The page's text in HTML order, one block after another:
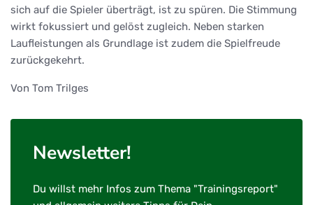
sich auf die Spieler überträgt, ist zu spüren. Die Stimmung
wirkt fokussiert und gelöst zugleich. Neben starken
Laufleistungen als Grundlage ist zudem die Spielfreude
zurückgekehrt.
Von Tom Trilges
Newsletter!
Du willst mehr Infos zum Thema "Trainingsreport"